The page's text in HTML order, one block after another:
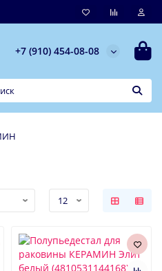
+7 (910) 454-08-08